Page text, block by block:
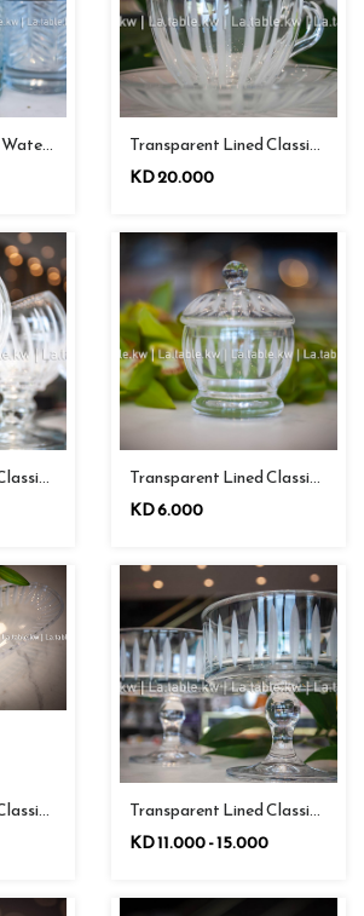
Transparent Spider Water Glasses / سبايدر أكواب مياه شفاف
Transparent Lined Classic Milk Cups / كلاسيك أكواب الحليب مبطن شفاف
KD 20.000
Transparent Lined Classic Mini Halfmoons Set / كلاسيك طقم نصف القمرصغيرمبطن شفاف
Transparent Lined Classic Sugar Jar / كلاسيك سكريه مبطن شفاف
KD 6.000
Transparent Lined Classic Long Plate / كلاسيك طبق طويل مبطن شفاف
Transparent Lined Classic Bowl / كلاسيك وعاء مبطن شفاف
KD 11.000 - 15.000